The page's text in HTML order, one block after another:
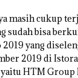
masih cukup
sudah bisa
yang
2019 di Istora
HTM Group